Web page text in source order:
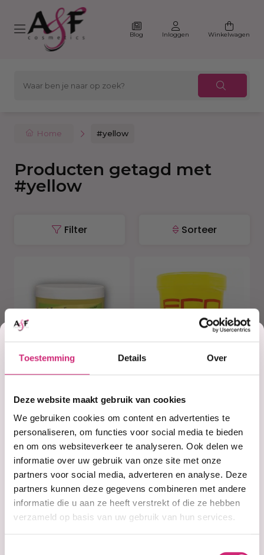
Toestemming Details Over
Deze website maakt gebruik van cookies
We gebruiken cookies om content en advertenties te
personaliseren, om functies voor social media te bieden
en om ons websiteverkeer te analyseren. Ook delen we
informatie over uw gebruik van onze site met onze
partners voor social media, adverteren en analyse. Deze
partners kunnen deze gegevens combineren met andere
informatie die u aan ze heeft verstrekt of die ze hebben
verzameld op basis van uw gebruik van hun services.
Blog Inloggen Winkelwagen
Home #yellow
Producten getagd met
#yellow
Filter Sorteer
Op voorraad
Food
€4,99
Op voorraad
Professional
Styling Gel
Yellow 32 oz
€6,99
Korting
op je
eerste
bestelling